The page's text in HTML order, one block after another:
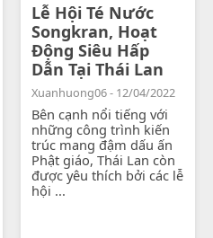
Lễ Hội Té Nước
Songkran, Hoạt
Động Siêu Hấp
Dẫn Tại Thái Lan
Xuanhuong06 - 12/04/2022
Bên cạnh nổi tiếng với
những công trình kiến
trúc mang đậm dấu ấn
Phật giáo, Thái Lan còn
được yêu thích bởi các lễ
hội ...